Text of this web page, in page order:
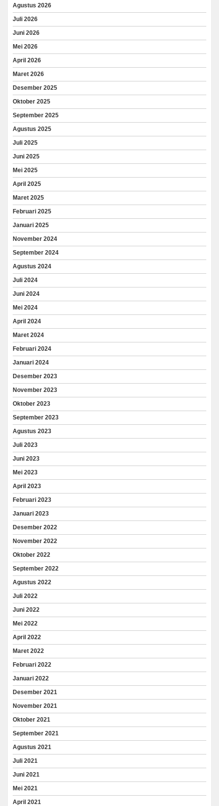
Agustus 2026
Juli 2026
Juni 2026
Mei 2026
April 2026
Maret 2026
Desember 2025
Oktober 2025
September 2025
Agustus 2025
Juli 2025
Juni 2025
Mei 2025
April 2025
Maret 2025
Februari 2025
Januari 2025
November 2024
September 2024
Agustus 2024
Juli 2024
Juni 2024
Mei 2024
April 2024
Maret 2024
Februari 2024
Januari 2024
Desember 2023
November 2023
Oktober 2023
September 2023
Agustus 2023
Juli 2023
Juni 2023
Mei 2023
April 2023
Februari 2023
Januari 2023
Desember 2022
November 2022
Oktober 2022
September 2022
Agustus 2022
Juli 2022
Juni 2022
Mei 2022
April 2022
Maret 2022
Februari 2022
Januari 2022
Desember 2021
November 2021
Oktober 2021
September 2021
Agustus 2021
Juli 2021
Juni 2021
Mei 2021
April 2021